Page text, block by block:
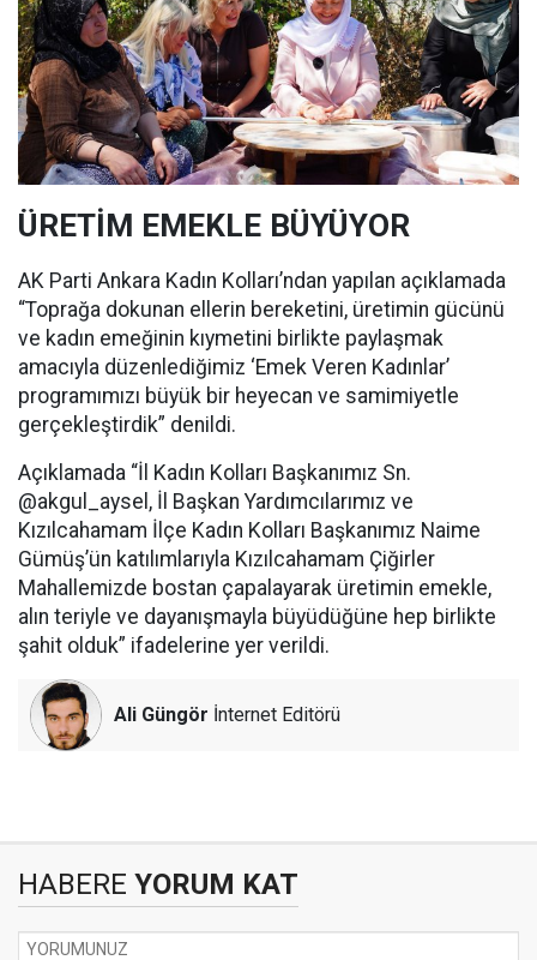
ÜRETİM EMEKLE BÜYÜYOR
AK Parti Ankara Kadın Kolları’ndan yapılan açıklamada
“Toprağa dokunan ellerin bereketini, üretimin gücünü
ve kadın emeğinin kıymetini birlikte paylaşmak
amacıyla düzenlediğimiz ‘Emek Veren Kadınlar’
programımızı büyük bir heyecan ve samimiyetle
gerçekleştirdik” denildi.
Açıklamada “İl Kadın Kolları Başkanımız Sn.
@akgul_aysel, İl Başkan Yardımcılarımız ve
Kızılcahamam İlçe Kadın Kolları Başkanımız Naime
Gümüş’ün katılımlarıyla Kızılcahamam Çiğirler
Mahallemizde bostan çapalayarak üretimin emekle,
alın teriyle ve dayanışmayla büyüdüğüne hep birlikte
şahit olduk” ifadelerine yer verildi.
Ali Güngör İnternet Editörü
HABERE YORUM KAT